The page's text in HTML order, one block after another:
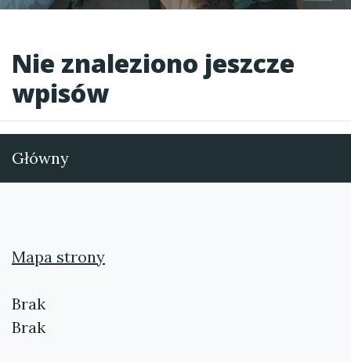
Nie znaleziono jeszcze
wpisów
Główny
Mapa strony
Brak
Brak